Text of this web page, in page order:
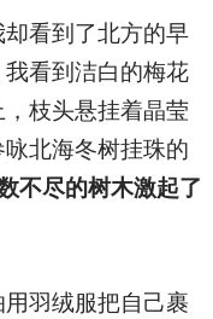
看到了北方的早
看到洁白的梅花
枝头悬挂着晶莹
北海冬树挂珠的
不尽的树木激起了
羽绒服把自己裹